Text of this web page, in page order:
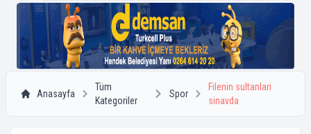
Anasayfa
Tüm
Kategoriler
Spor
Filenin sultanlari
sinavda